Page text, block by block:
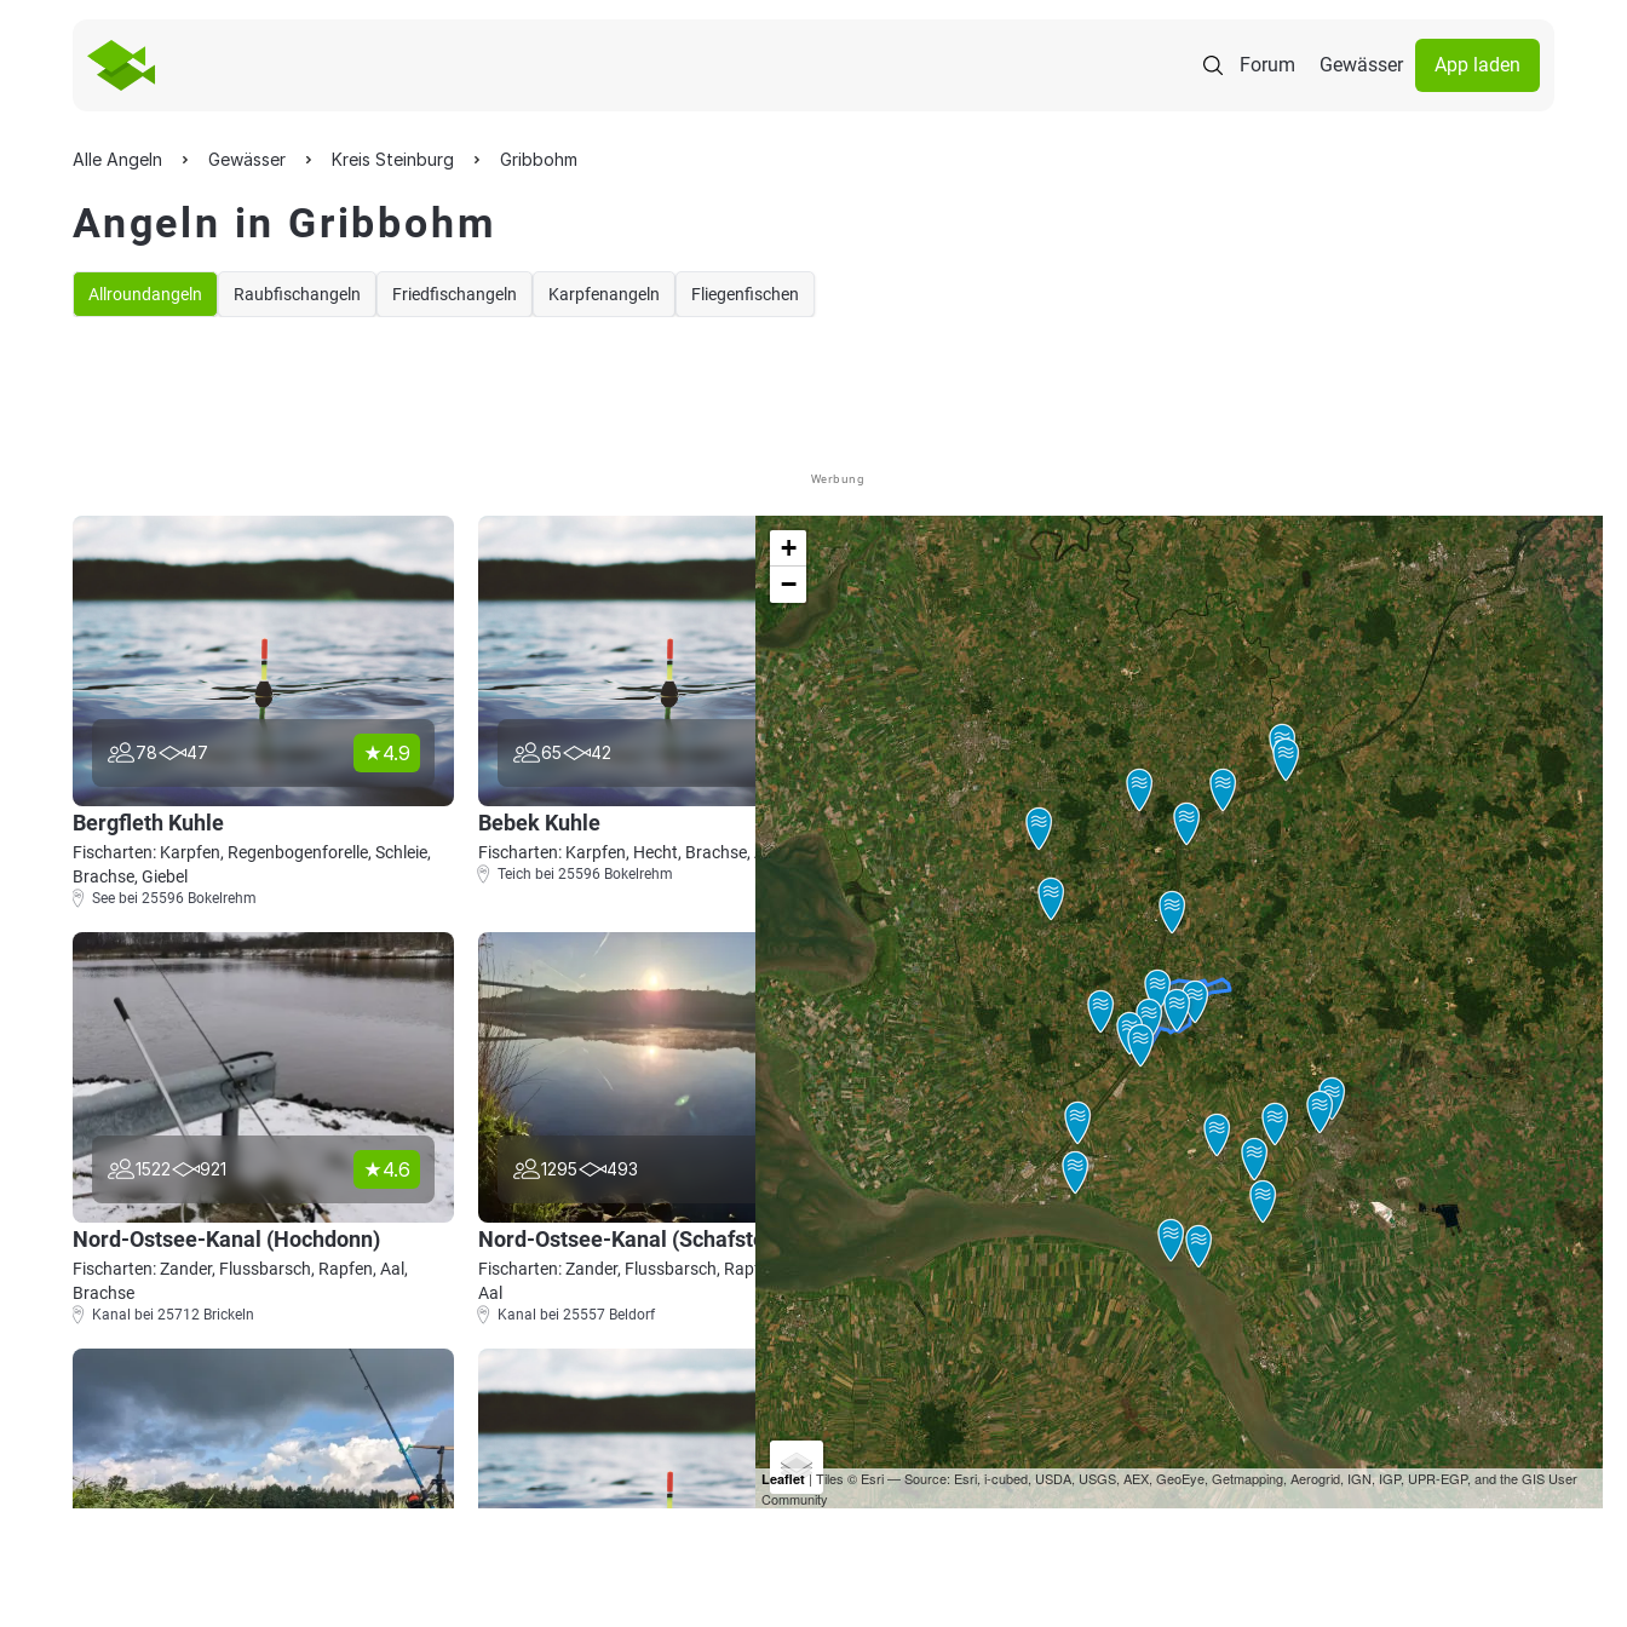
Forum Gewässer App laden
Alle Angeln Gewässer Kreis Steinburg Gribbohm
Angeln in Gribbohm
Allroundangeln Raubfischangeln Friedfischangeln Karpfenangeln Fliegenfischen
Werbung
78 47 4.9
Bergfleth Kuhle
Fischarten: Karpfen, Regenbogenforelle, Schleie,
Brachse, Giebel
See bei 25596 Bokelrehm
65 42 4.6
Bebek Kuhle
Fischarten: Karpfen, Hecht, Brachse, Aal
Teich bei 25596 Bokelrehm
1522 921 4.6
Nord-Ostsee-Kanal (Hochdonn)
Fischarten: Zander, Flussbarsch, Rapfen, Aal,
Brachse
Kanal bei 25712 Brickeln
1295 493 4.5
Nord-Ostsee-Kanal (Schafstedt)
Fischarten: Zander, Flussbarsch, Rapfen, Brachse,
Aal
Kanal bei 25557 Beldorf
+
−
Leaflet| Tiles © Esri — Source: Esri, i-cubed, USDA, USGS, AEX, GeoEye, Getmapping, Aerogrid, IGN, IGP, UPR-EGP, and the GIS User
Community